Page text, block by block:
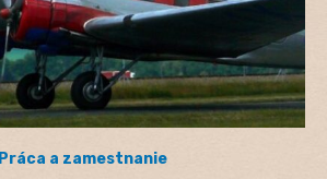
Práca a zamestnanie